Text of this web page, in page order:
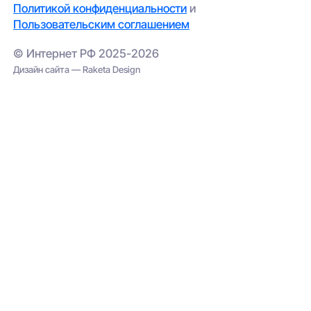
Политикой конфиденциальности и
Пользовательским соглашением
© Интернет РФ 2025-2026
Дизайн сайта — Raketa Design